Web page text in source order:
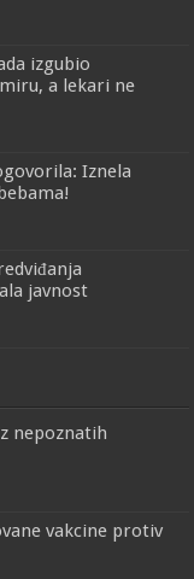
izgubio
a lekari ne
Iznela
javnost
nepoznatih
vakcine protiv